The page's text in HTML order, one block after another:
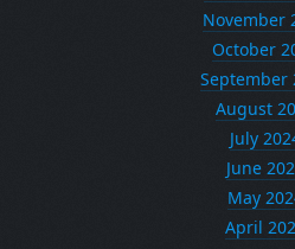
November
October
September
August
July
June
May
April